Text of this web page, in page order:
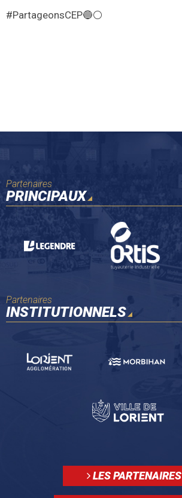
#PartageonsCEP🔵⚪
Partenaires
PRINCIPAUX
Partenaires
INSTITUTIONNELS
LES PARTENAIRES